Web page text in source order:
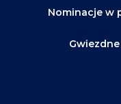
Nominacje w